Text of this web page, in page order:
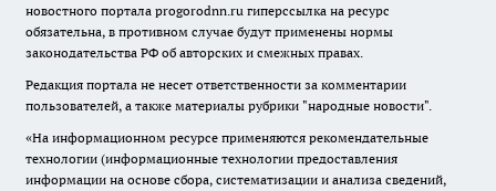
новостного портала progorodnn.ru гиперссылка на ресурс
обязательна, в противном случае будут применены нормы
законодательства РФ об авторских и смежных правах.
Редакция портала не несет ответственности за комментарии
пользователей, а также материалы рубрики "народные новости".
«На информационном ресурсе применяются рекомендательные
технологии (информационные технологии предоставления
информации на основе сбора, систематизации и анализа сведений,